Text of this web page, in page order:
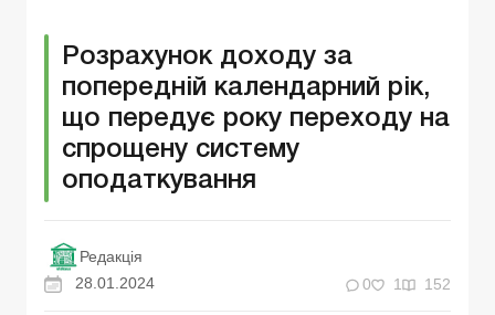
Розрахунок доходу за
попередній календарний рік,
що передує року переходу на
спрощену систему
оподаткування
Редакція
28.01.2024
0 1 152